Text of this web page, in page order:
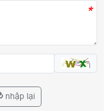
*
nhập lại